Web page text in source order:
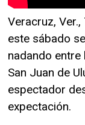
Veracruz,
este sábado
nadando
San Juan de
espectador
expectación.